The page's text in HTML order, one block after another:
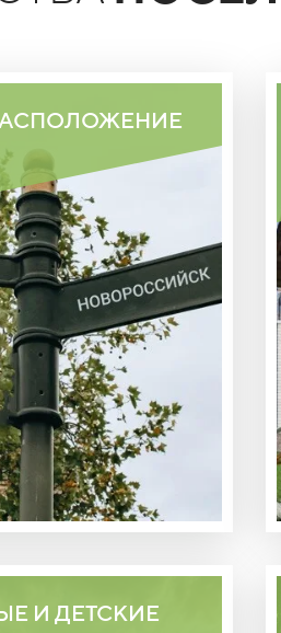
И 15 КМ ОТ
И ДЕТСКИЕ